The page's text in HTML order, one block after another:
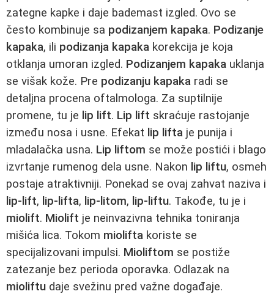
zategne kapke i daje bademast izgled. Ovo se
često kombinuje sa podizanjem kapaka. Podizanje
kapaka, ili podizanja kapaka korekcija je koja
otklanja umoran izgled. Podizanjem kapaka uklanja
se višak kože. Pre podizanju kapaka radi se
detaljna procena oftalmologa. Za suptilnije
promene, tu je lip lift. Lip lift skraćuje rastojanje
između nosa i usne. Efekat lip lifta je punija i
mladalačka usna. Lip liftom se može postići i blago
izvrtanje rumenog dela usne. Nakon lip liftu, osmeh
postaje atraktivniji. Ponekad se ovaj zahvat naziva i
lip-lift, lip-lifta, lip-litom, lip-liftu. Takođe, tu je i
miolift. Miolift je neinvazivna tehnika toniranja
mišića lica. Tokom miolifta koriste se
specijalizovani impulsi. Mioliftom se postiže
zatezanje bez perioda oporavka. Odlazak na
mioliftu daje svežinu pred važne događaje.